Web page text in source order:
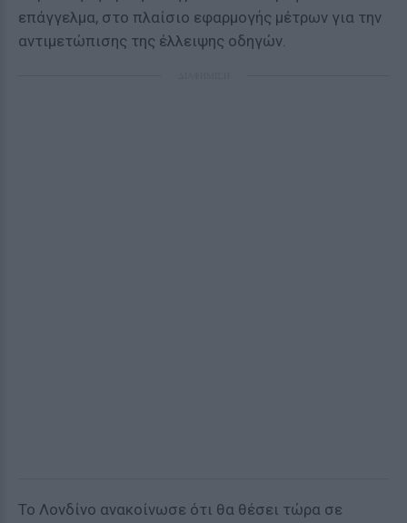
επάγγελμα, στο πλαίσιο εφαρμογής μέτρων για την
αντιμετώπισης της έλλειψης οδηγών.
Το Λονδίνο ανακοίνωσε ότι θα θέσει τώρα σε